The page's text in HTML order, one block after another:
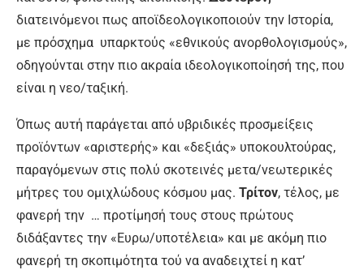
διατεινόμενοι πως αποϊδεολογικοποιούν την Ιστορία,
με πρόσχημα υπαρκτούς «εθνικούς ανορθολογισμούς»,
οδηγούνται στην πιο ακραία ιδεολογικοποίησή της, που
είναι η νεο/ταξική.
Όπως αυτή παράγεται από υβριδικές προσμείξεις
προϊόντων «αριστερής» και «δεξιάς» υποκουλτούρας,
παραγόμενων στις πολύ σκοτεινές μετα/νεωτερικές
μήτρες του ομιχλώδους κόσμου μας. Τρίτον, τέλος, με
φανερή την … προτίμησή τους στους πρώτους
διδάξαντες την «Ευρω/υποτέλεια» και με ακόμη πιο
φανερή τη σκοπιμότητα τού να αναδειχτεί η κατ’